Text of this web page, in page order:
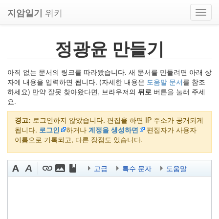
지암일기 위키
정광윤 만들기
아직 없는 문서의 링크를 따라왔습니다. 새 문서를 만들려면 아래 상
자에 내용을 입력하면 됩니다. (자세한 내용은 도움말 문서를 참조
하세요) 만약 잘못 찾아왔다면, 브라우저의 뒤로 버튼을 눌러 주세
요.
경고: 로그인하지 않았습니다. 편집을 하면 IP 주소가 공개되게
됩니다. 로그인 하거나 계정을 생성하면
편집자가 사용자
이름으로 기록되고, 다른 장점도 있습니다.
고급 특수 문자 도움말